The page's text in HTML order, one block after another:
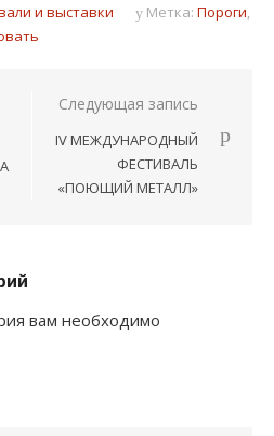
и выставки Метка: Пороги,
Следующая запись
IV МЕЖДУНАРОДНЫЙ
ФЕСТИВАЛЬ
«ПОЮЩИЙ МЕТАЛЛ»
вам необходимо